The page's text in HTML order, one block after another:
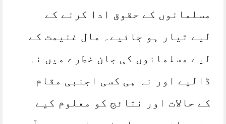
مسلمانوں کے حقوق ادا کرنے کے
لیے تیار ہو جائیے۔ مال غنیمت کے
لیے مسلمانوں کی جان خطرے میں نہ
ڈالیے اور نہ ہی کسی اجنبی مقام
کے حالات اور نتائج کو معلوم کیے